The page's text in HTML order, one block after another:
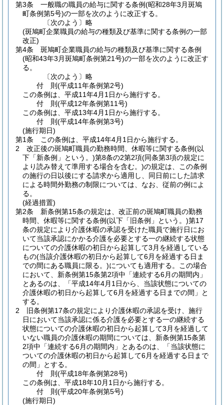
第3条
一般職の職員の給与に関する条例(昭和28年3月斑鳩
町条例第5号)の一部を次のように改正する。
〔次のよう〕略
(斑鳩町企業職員の給与の種類及び基準に関する条例の一部
改正)
第4条
斑鳩町企業職員の給与の種類及び基準に関する条例
(昭和43年3月斑鳩町条例第21号)の一部を次のように改正す
る。
〔次のよう〕略
付 則(平成11年条例第2号)
この条例は、平成11年4月1日から施行する。
付 則(平成12年条例第11号)
この条例は、平成13年4月1日から施行する。
付 則(平成14年条例第3号)
(施行期日)
第1条
この条例は、平成14年4月1日から施行する。
2
改正後の斑鳩町職員の勤務時間、休暇等に関する条例(以
下「新条例」という。)第8条の2第2項(同条第3項の規定に
より読み替えて準用する場合を含む。)の規定は、この条例
の施行の日以後にする請求から適用し、同日前にした請求
による時間外勤務の制限については、なお、従前の例によ
る。
(経過措置)
第2条
新条例第15条の規定は、改正前の斑鳩町職員の勤務
時間、休暇等に関する条例(以下「旧条例」という。)第17
条の規定により介護休暇の承認を受けた職員で施行日にお
いて当該承認にかかる介護を必要とする一の継続する状態
についての介護休暇の初日から起算して3月を経過している
もの(当該介護休暇の初日から起算して6月を経過する日ま
での間にある職員に限る。)についても適用する。
この場合
において、新条例第15条第2項中「連続する6月の期間内」
とあるのは、「平成14年4月1日から、当該状態についての
介護休暇の初日から起算して6月を経過する日までの間」と
する。
2
旧条例第17条の規定により介護休暇の承認を受け、施行
日において当該承認に係る介護を必要とする一の継続する
状態についての介護休暇の初日から起算して3月を経過して
いない職員の介護休暇の期間については、新条例第15条第
2項中「連続する6月の期間内」とあるのは、「当該状態に
ついての介護休暇の初日から起算して6月を経過する日まで
の間」とする。
付 則(平成18年条例第28号)
この条例は、平成18年10月1日から施行する。
付 則(平成20年条例第5号)
(施行期日)